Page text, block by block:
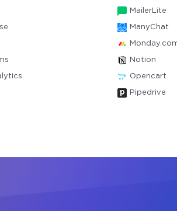
MailerLite
ManyChat
Notion
Opencart
Pipedrive